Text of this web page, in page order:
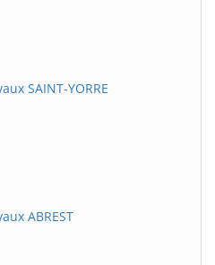
SAINT-YORRE
ABREST